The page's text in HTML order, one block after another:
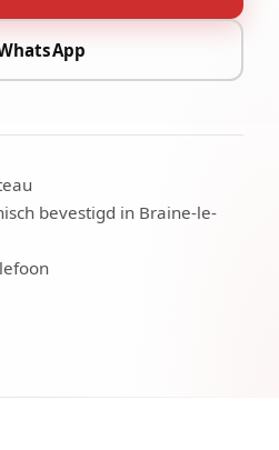
bevestigd in Braine-le-